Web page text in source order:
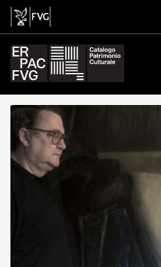
Sgubin Ottavio,